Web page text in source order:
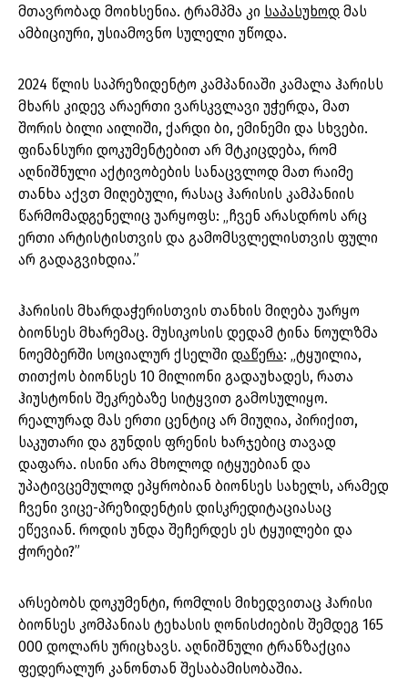
მთავრობად მოიხსენია. ტრამპმა კი საპასუხოდ მას
ამბიციური, უსიამოვნო სულელი უწოდა.
2024 წლის საპრეზიდენტო კამპანიაში კამალა ჰარისს
მხარს კიდევ არაერთი ვარსკვლავი უჭერდა, მათ
შორის ბილი აილიში, ქარდი ბი, ემინემი და სხვები.
ფინანსური დოკუმენტებით არ მტკიცდება, რომ
აღნიშნული აქტივობების სანაცვლოდ მათ რაიმე
თანხა აქვთ მიღებული, რასაც ჰარისის კამპანიის
წარმომადგენელიც უარყოფს: „ჩვენ არასდროს არც
ერთი არტისტისთვის და გამომსვლელისთვის ფული
არ გადაგვიხდია.”
ჰარისის მხარდაჭერისთვის თანხის მიღება უარყო
ბიონსეს მხარემაც. მუსიკოსის დედამ ტინა ნოულზმა
ნოემბერში სოციალურ ქსელში დაწერა: „ტყუილია,
თითქოს ბიონსეს 10 მილიონი გადაუხადეს, რათა
ჰიუსტონის შეკრებაზე სიტყვით გამოსულიყო.
რეალურად მას ერთი ცენტიც არ მიუღია, პირიქით,
საკუთარი და გუნდის ფრენის ხარჯებიც თავად
დაფარა. ისინი არა მხოლოდ იტყუებიან და
უპატივცემულოდ ეპყრობიან ბიონსეს სახელს, არამედ
ჩვენი ვიცე-პრეზიდენტის დისკრედიტაციასაც
ეწევიან. როდის უნდა შეჩერდეს ეს ტყუილები და
ჭორები?”
არსებობს დოკუმენტი, რომლის მიხედვითაც ჰარისი
ბიონსეს კომპანიას ტეხასის ღონისძიების შემდეგ 165
000 დოლარს ურიცხავს. აღნიშნული ტრანზაქცია
ფედერალურ კანონთან შესაბამისობაშია.